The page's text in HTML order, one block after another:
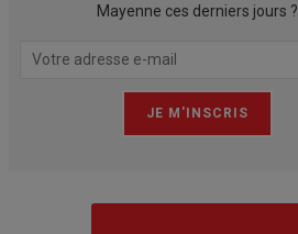
Mayenne ces derniers jours ?